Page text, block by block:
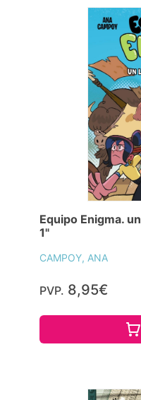
Equipo Enigma.
1"
CAMPOY, ANA
PVP. 8,95€